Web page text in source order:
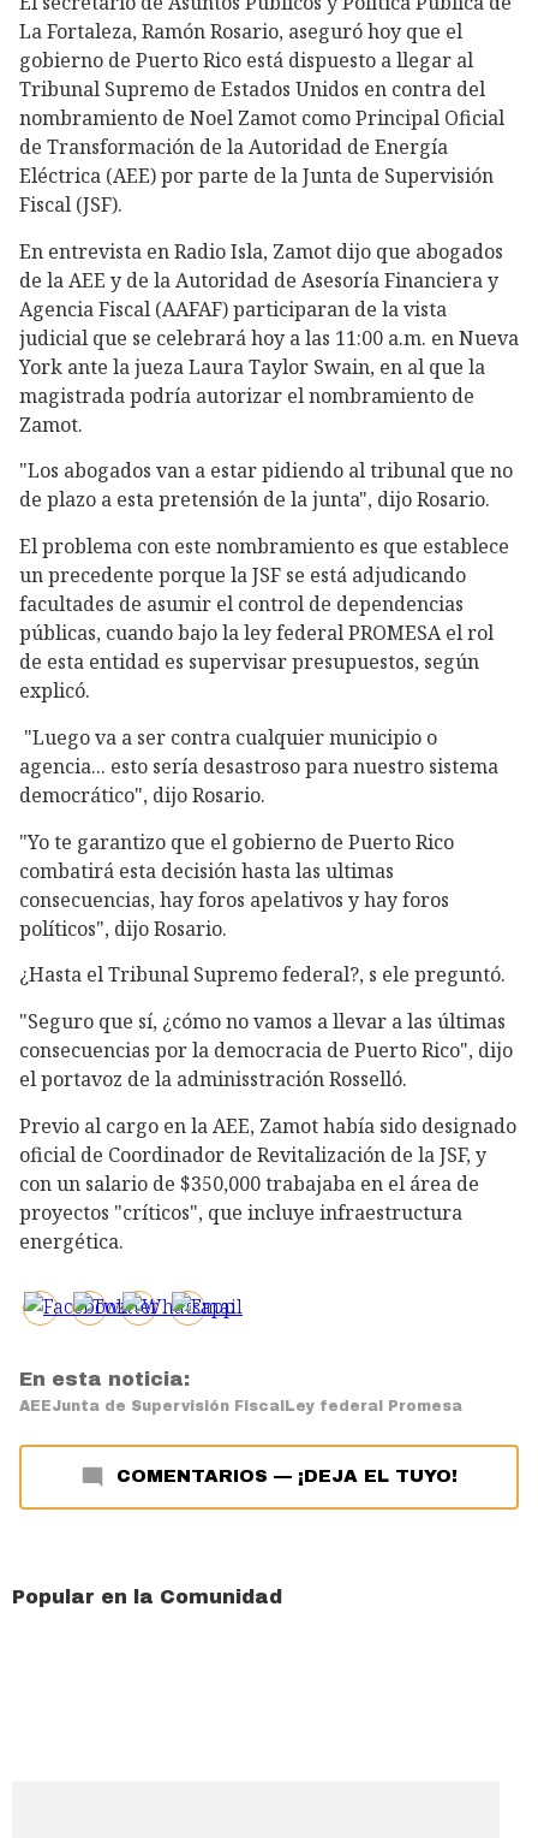
La Fortaleza, Ramón Rosario, aseguró hoy que el
gobierno de Puerto Rico está dispuesto a llegar al
Tribunal Supremo de Estados Unidos en contra del
nombramiento de Noel Zamot como Principal Oficial
de Transformación de la Autoridad de Energía
Eléctrica (AEE) por parte de la Junta de Supervisión
Fiscal (JSF).
En entrevista en Radio Isla, Zamot dijo que abogados
de la AEE y de la Autoridad de Asesoría Financiera y
Agencia Fiscal (AAFAF) participaran de la vista
judicial que se celebrará hoy a las 11:00 a.m. en Nueva
York ante la jueza Laura Taylor Swain, en al que la
magistrada podría autorizar el nombramiento de
Zamot.
"Los abogados van a estar pidiendo al tribunal que no
de plazo a esta pretensión de la junta", dijo Rosario.
El problema con este nombramiento es que establece
un precedente porque la JSF se está adjudicando
facultades de asumir el control de dependencias
públicas, cuando bajo la ley federal PROMESA el rol
de esta entidad es supervisar presupuestos, según
explicó.
"Luego va a ser contra cualquier municipio o
agencia... esto sería desastroso para nuestro sistema
democrático", dijo Rosario.
"Yo te garantizo que el gobierno de Puerto Rico
combatirá esta decisión hasta las ultimas
consecuencias, hay foros apelativos y hay foros
políticos", dijo Rosario.
¿Hasta el Tribunal Supremo federal?, s ele preguntó.
"Seguro que sí, ¿cómo no vamos a llevar a las últimas
consecuencias por la democracia de Puerto Rico", dijo
el portavoz de la adminisstración Rosselló.
Previo al cargo en la AEE, Zamot había sido designado
oficial de Coordinador de Revitalización de la JSF, y
con un salario de $350,000 trabajaba en el área de
proyectos "críticos", que incluye infraestructura
energética.
En esta noticia:
AEEJunta de Supervisión FiscalLey federal Promesa
COMENTARIOS — ¡DEJA EL TUYO!
Popular en la Comunidad